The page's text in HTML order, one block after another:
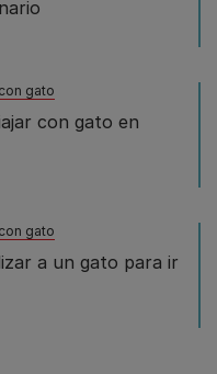
gato
con gato en
gato
a un gato para ir